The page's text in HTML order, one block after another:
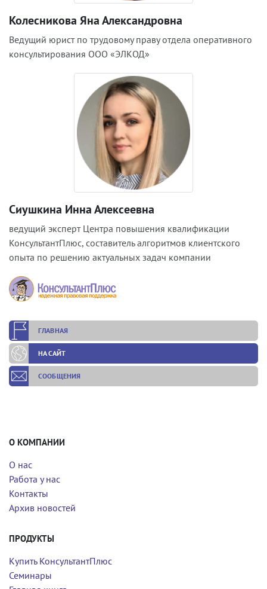
Колесникова Яна Александровна
Ведущий юрист по трудовому праву отдела оперативного
консультирования ООО «ЭЛКОД»
Сиушкина Инна Алексеевна
ведущий эксперт Центра повышения квалификации
КонсультантПлюс, составитель алгоритмов клиентского
опыта по решению актуальных задач компании
ГЛАВНАЯ
НА САЙТ
СООБЩЕНИЯ
О КОМПАНИИ
О нас
Работа у нас
Контакты
Архив новостей
ПРОДУКТЫ
Купить КонсультантПлюс
Семинары